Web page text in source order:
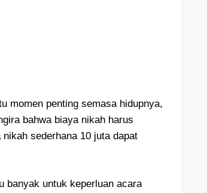
momen penting semasa hidupnya,
bahwa biaya nikah harus
sederhana 10 juta dapat
banyak untuk keperluan acara